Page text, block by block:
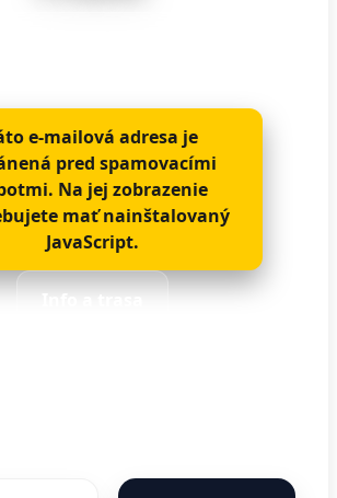
e-mailová adresa je
pred spamovacími
Na jej zobrazenie
mať nainštalovaný
JavaScript.